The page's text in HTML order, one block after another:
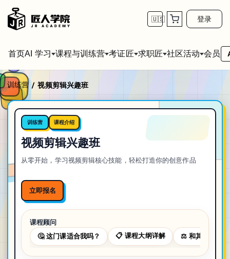
🇺🇸 登录
首页AI 学习 课程与训练营 考证匠 求职匠 社区活动 会员
训练营 / 视频剪辑兴趣班
训练营 课程介绍
视频剪辑兴趣班
从零开始，学习视频剪辑核心技能，轻松打造你的创意作品
立即报名
课程顾问
🤔 这门课适合我吗？ 📋 课程大纲详解 ⚖️ 和其他课程